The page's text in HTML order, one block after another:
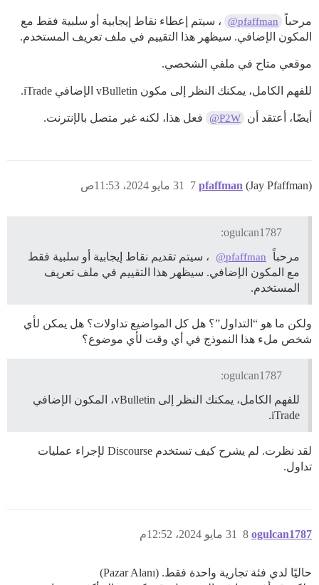
مرحباً @pfaffman
، سيتم إعطاء نقاط إيجابية أو سلبية فقط مع
المكون الإضافي. سيظهر هذا التقييم في ملف تعريف المستخدم.
موقعي متاح في ملفي الشخصي.
للفهم الكامل، يمكنك النظر إلى مكون vBulletin الإضافي iTrade.
أيضًا، أعتقد أن @P2W فعل هذا، لكنه غير متصل بالإنترنت.
pfaffman (Jay Pfaffman) 31 مايو 2024، 11:53ص 7
ogulcan1787:
مرحباً
@pfaffman
، سيتم تقديم نقاط إيجابية أو سلبية فقط
مع المكون الإضافي. سيظهر هذا التقييم في ملف تعريف
المستخدم.
ولكن ما هو “التداول”؟ هل كل المواضيع تداولات؟ هل يمكن لأي
شخص ملء هذا النموذج في أي وقت لأي موضوع؟
ogulcan1787:
للفهم الكامل، يمكنك النظر إلى vBulletin، المكون الإضافي
iTrade.
لقد نظرت. لم يشرح كيف تستخدم Discourse لإجراء عمليات
تداول.
ogulcan1787 31 مايو 2024، 12:52م 8
حاليًا لدي فئة تجارية واحدة فقط. (Pazar Alanı)